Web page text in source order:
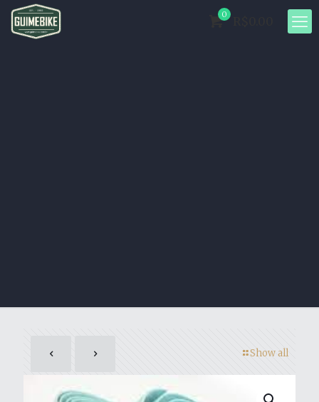
0
Show all